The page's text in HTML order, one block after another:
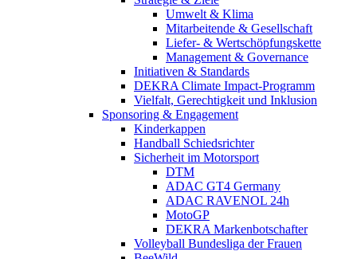
Umwelt & Klima
Mitarbeitende & Gesellschaft
Liefer- & Wertschöpfungskette
Management & Governance
Initiativen & Standards
DEKRA Climate Impact-Programm
Vielfalt, Gerechtigkeit und Inklusion​
Sponsoring & Engagement
Kinderkappen
Handball Schiedsrichter
Sicherheit im Motorsport
DTM
ADAC GT4 Germany
ADAC RAVENOL 24h
MotoGP
DEKRA Markenbotschafter
Volleyball Bundesliga der Frauen